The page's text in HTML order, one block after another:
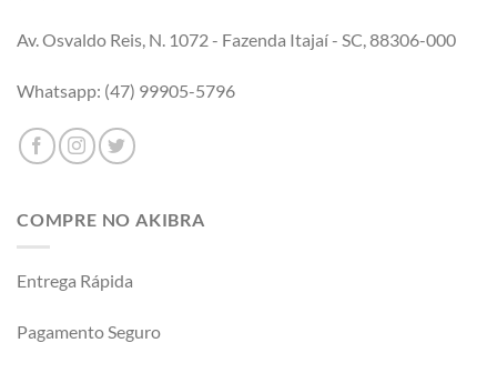
Av. Osvaldo Reis, N. 1072 - Fazenda Itajaí - SC, 88306-000
Whatsapp: (47) 99905-5796
COMPRE NO AKIBRA
Entrega Rápida
Pagamento Seguro